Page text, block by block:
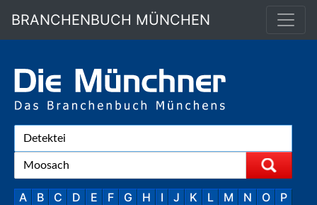
BRANCHENBUCH MÜNCHEN
A B C D E F G H I J K L M N O
P